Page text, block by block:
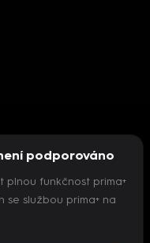
přehrávač
podporováno
plnou funkčnost prima+
službou prima+ na